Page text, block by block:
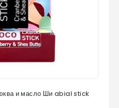
и масло Ши abial stick